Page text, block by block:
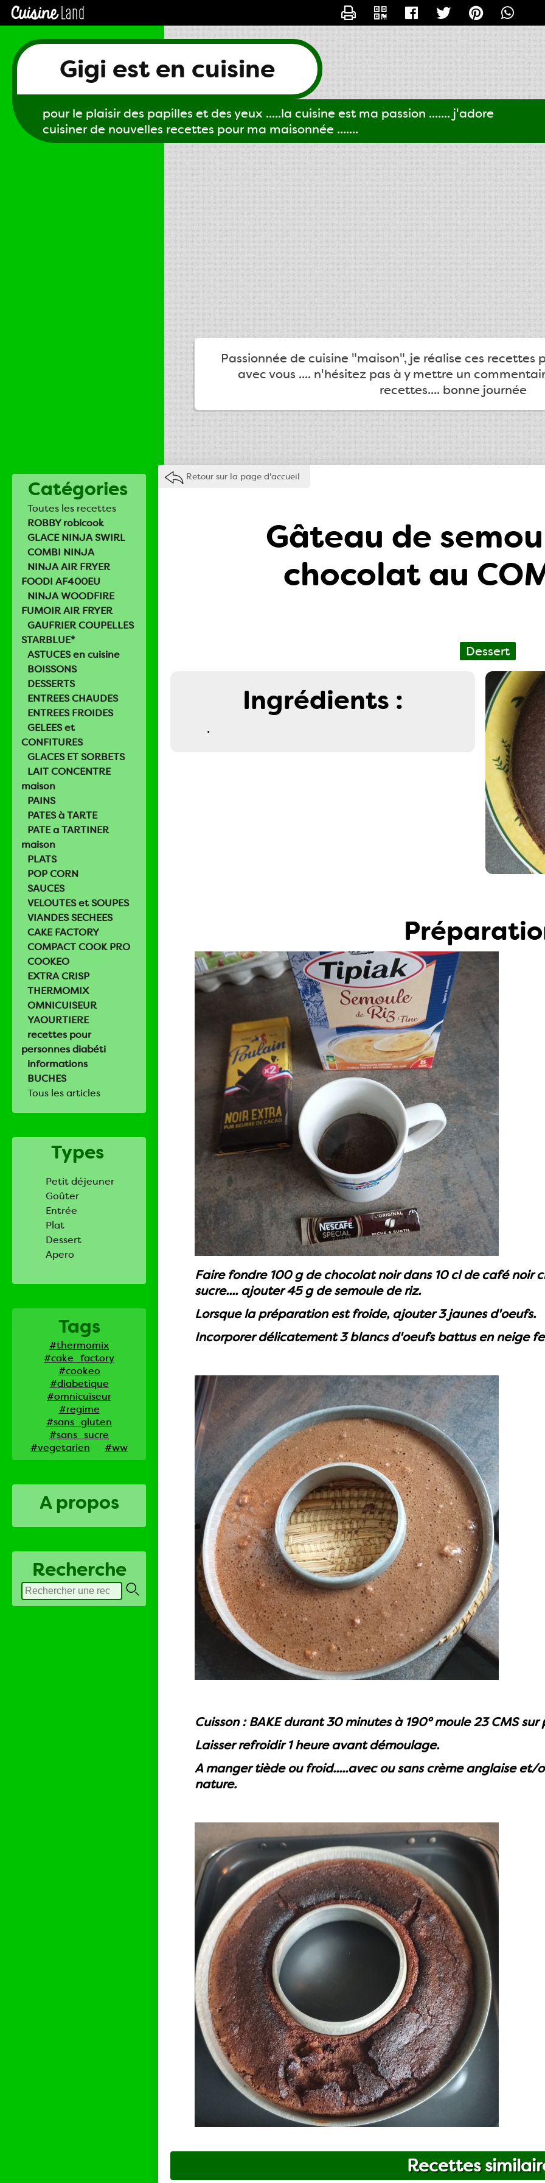
Gigi est en cuisine
pour le plaisir des papilles et des yeux .....la cuisine est ma passion ....... j'adore
cuisiner de nouvelles recettes pour ma maisonnée .......
Passionnée de cuisine "maison", je réalise ces recettes
avec vous .... n'hésitez pas à y mettre un
recettes.... bonne journée
Catégories
Toutes les recettes
ROBBY robicook
GLACE NINJA SWIRL
COMBI NINJA
NINJA AIR FRYER
FOODI AF400EU
NINJA WOODFIRE
FUMOIR AIR FRYER
GAUFRIER COUPELLES
STARBLUE*
ASTUCES en cuisine
BOISSONS
DESSERTS
ENTREES CHAUDES
ENTREES FROIDES
GELEES et
CONFITURES
GLACES ET SORBETS
LAIT CONCENTRE
maison
PAINS
PATES à TARTE
PATE a TARTINER
maison
PLATS
POP CORN
SAUCES
VELOUTES et SOUPES
VIANDES SECHEES
CAKE FACTORY
COMPACT COOK PRO
COOKEO
EXTRA CRISP
THERMOMIX
OMNICUISEUR
YAOURTIERE
recettes pour
personnes diabéti
informations
BUCHES
Tous les articles
Types
Petit déjeuner
Goûter
Entrée
Plat
Dessert
Apero
Tags
#thermomix
#cake_factory
#cookeo
#diabetique
#omnicuiseur
#regime
#sans_gluten
#sans_sucre
#vegetarien
#ww
A propos
Recherche
Retour sur la page d'accueil
Gâteau de
chocolat au
Dessert
Ingrédients :
.
Faire fondre 100 g de chocolat noir dans 10 cl de café noir
sucre.... ajouter 45 g de semoule de riz.
Lorsque la préparation est froide, ajouter 3 jaunes d'oeufs.
Incorporer délicatement 3 blancs d'oeufs battus en neige
Cuisson : BAKE durant 30 minutes à 190° moule 23 CMS
Laisser refroidir 1 heure avant démoulage.
A manger tiède ou froid.....avec ou sans crème anglaise et/
nature.
Recettes
CONTACTER GIGI61